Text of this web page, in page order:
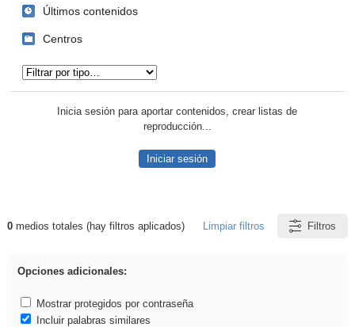
Últimos contenidos
Centros
Inicia sesión para aportar contenidos, crear listas de
reproducción...
Iniciar sesión
Resultados de: fruto
0medios totales (hay filtros aplicados) Limpiar filtros Filtros
Opciones adicionales:
Mostrar protegidos por contraseña
Incluir palabras similares